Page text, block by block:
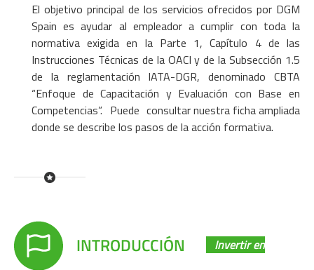
El objetivo principal de los servicios ofrecidos por DGM
Spain es ayudar al empleador a cumplir con toda la
normativa exigida en la Parte 1, Capítulo 4 de las
Instrucciones Técnicas de la OACI y de la Subsección 1.5
de la reglamentación IATA-DGR, denominado CBTA
“Enfoque de Capacitación y Evaluación con Base en
Competencias”. Puede consultar nuestra ficha ampliada
donde se describe los pasos de la acción formativa.
Invertir en